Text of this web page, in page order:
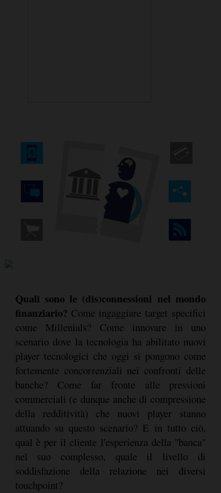
Quali sono le (dis)connessioni nel mondo
finanziario? Come ingaggiare target specifici
come Millenials? Come innovare in uno
scenario dove la tecnologia ha abilitato nuovi
player tecnologici che oggi si pongono come
fortemente concorrenziali nei confronti delle
banche? Come far fronte alle pressioni
commerciali (e dunque anche di compressione
della redditività) che nuovi player stanno
attuando su questo scenario? E in tutto ciò,
qual è per il cliente l'esperienza della "banca"
nel suo complesso, quale il livello di
soddisfazione della relazione nei diversi
touchpoint?